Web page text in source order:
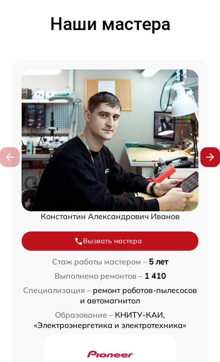
Наши мастера
Константин Александрович Иванов
Вызвать мастера
Стаж работы мастером – 5 лет
Выполнено ремонтов – 1 410
Специализация – ремонт роботов-пылесосов
и автомагнитол
Образование – КНИТУ-КАИ,
«Электроэнергетика и электротехника»